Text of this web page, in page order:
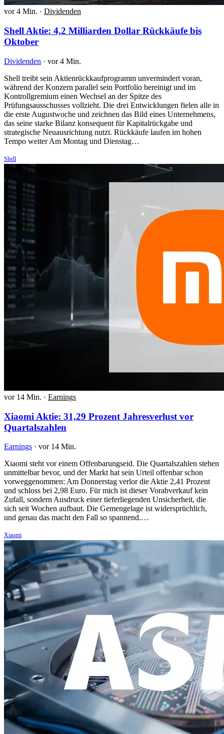
vor 4 Min. · Dividenden
Shell Aktie: 4,2 Milliarden Dollar Rückkäufe bis
Oktober
Dividenden · vor 4 Min.
Shell treibt sein Aktienrückkaufprogramm unvermindert voran,
während der Konzern parallel sein Portfolio bereinigt und im
Kontrollgremium einen Wechsel an der Spitze des
Prüfungsausschusses vollzieht. Die drei Entwicklungen fielen alle in
die erste Augustwoche und zeichnen das Bild eines Unternehmens,
das seine starke Bilanz konsequent für Kapitalrückgabe und
strategische Neuausrichtung nutzt. Rückkäufe laufen im hohen
Tempo weiter Am Montag und Dienstag…
Shell
vor 14 Min. · Earnings
Xiaomi Aktie: 31,29 Prozent Jahresverlust vor
Quartalszahlen
Earnings · vor 14 Min.
Xiaomi steht vor einem Offenbarungseid. Die Quartalszahlen stehen
unmittelbar bevor, und der Markt hat sein Urteil offenbar schon
vorweggenommen: Am Donnerstag verlor die Aktie 2,41 Prozent
und schloss bei 2,98 Euro. Für mich ist dieser Vorabverkauf kein
Zufall, sondern Ausdruck einer tieferliegenden Unsicherheit, die
sich seit Wochen aufbaut. Die Gemengelage ist widersprüchlich,
und genau das macht den Fall so spannend.…
Xiaomi